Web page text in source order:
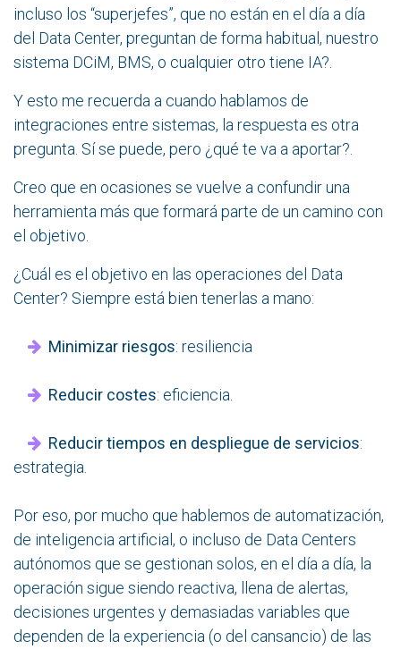
incluso los “superjefes”, que no están en el día a día
del Data Center, preguntan de forma habitual, nuestro
sistema DCiM, BMS, o cualquier otro tiene IA?.
Y esto me recuerda a cuando hablamos de
integraciones entre sistemas, la respuesta es otra
pregunta. Sí se puede, pero ¿qué te va a aportar?.
Creo que en ocasiones se vuelve a confundir una
herramienta más que formará parte de un camino con
el objetivo.
¿Cuál es el objetivo en las operaciones del Data
Center? Siempre está bien tenerlas a mano:
Minimizar riesgos: resiliencia
Reducir costes: eficiencia.
Reducir tiempos en despliegue de servicios:
estrategia.
Por eso, por mucho que hablemos de automatización,
de inteligencia artificial, o incluso de Data Centers
autónomos que se gestionan solos, en el día a día, la
operación sigue siendo reactiva, llena de alertas,
decisiones urgentes y demasiadas variables que
dependen de la experiencia (o del cansancio) de las